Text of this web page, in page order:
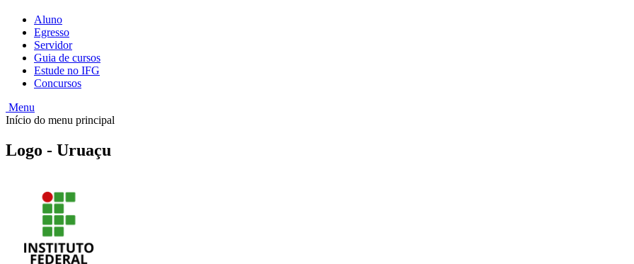
Aluno
Egresso
Servidor
Guia de cursos
Estude no IFG
Concursos
Menu
Início do menu principal
Logo - Uruaçu